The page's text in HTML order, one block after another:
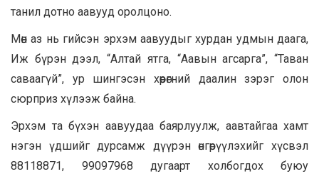
танил дотно аавууд оролцоно.
Мөн аз нь гийсэн эрхэм аавуудыг хурдан удмын даага,
Иж бүрэн дээл, “Алтай ятга, “Аавын агсарга”, “Таван
саваагүй”, ур шингэсэн хөөрөгний даалин зэрэг олон
сюрприз хүлээж байна.
Эрхэм та бүхэн аавуудаа баярлуулж, аавтайгаа хамт
нэгэн үдшийг дурсамж дүүрэн өнгөрүүлэхийг хүсвэл
88118871, 99097968 дугаарт холбогдох буюу